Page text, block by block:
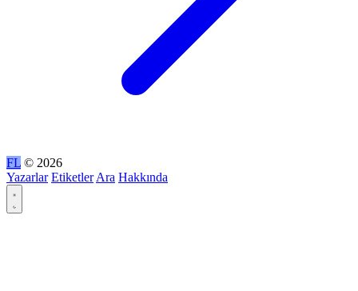
FL © 2026
Yazarlar Etiketler Ara Hakkında